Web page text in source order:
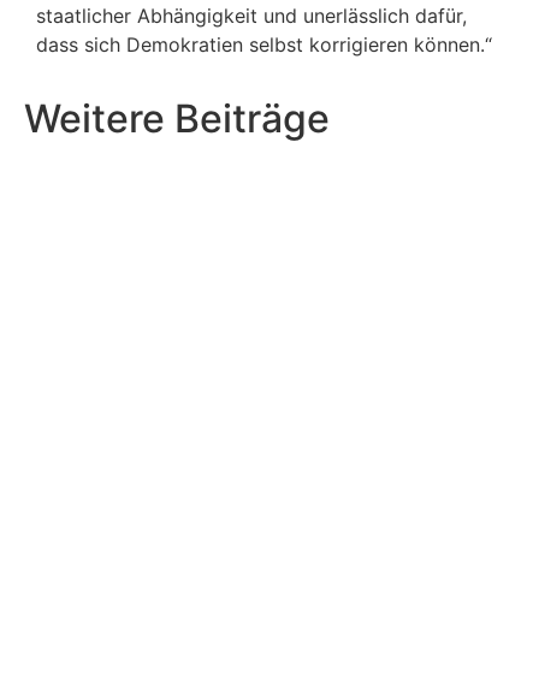
staatlicher Abhängigkeit und unerlässlich dafür,
dass sich Demokratien selbst korrigieren können.“
Weitere Beiträge